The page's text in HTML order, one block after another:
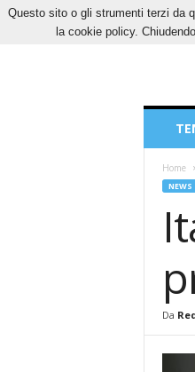
SABATO,
Sport
Home
NEWS
Da
Questo sito o gli strumenti terzi da
la cookie policy.